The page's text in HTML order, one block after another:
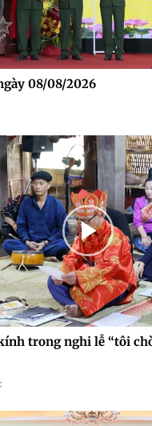
08/08/2026
trong nghi lễ “tôi